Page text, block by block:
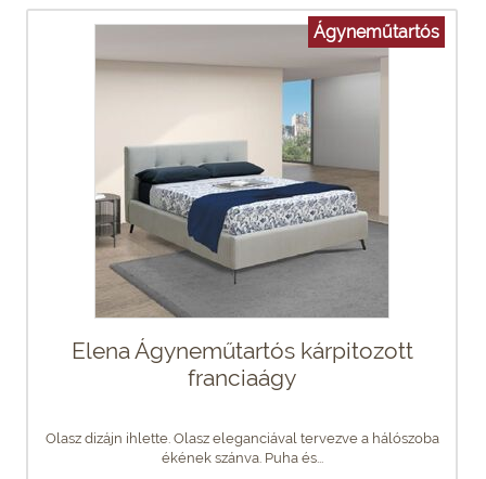
Ágyneműtartós
Elena Ágyneműtartós kárpitozott
franciaágy
Olasz dizájn ihlette. Olasz eleganciával tervezve a hálószoba
ékének szánva. Puha és...